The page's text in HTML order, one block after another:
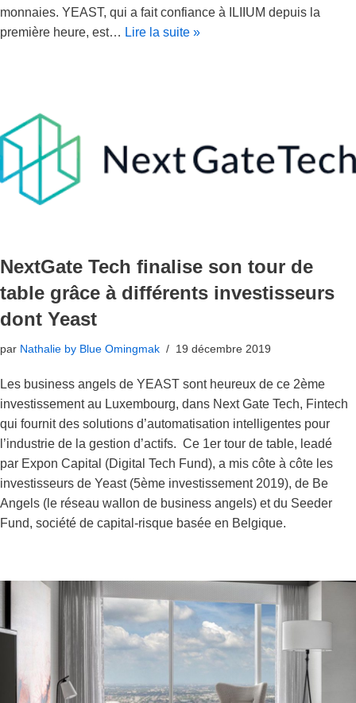
monnaies. YEAST, qui a fait confiance à ILIIUM depuis la
première heure, est… Lire la suite »
NextGate Tech finalise son tour de
table grâce à différents investisseurs
dont Yeast
par Nathalie by Blue Omingmak 19 décembre 2019
Les business angels de YEAST sont heureux de ce 2ème
investissement au Luxembourg, dans Next Gate Tech, Fintech
qui fournit des solutions d’automatisation intelligentes pour
l’industrie de la gestion d’actifs. Ce 1er tour de table, leadé
par Expon Capital (Digital Tech Fund), a mis côte à côte les
investisseurs de Yeast (5ème investissement 2019), de Be
Angels (le réseau wallon de business angels) et du Seeder
Fund, société de capital-risque basée en Belgique.